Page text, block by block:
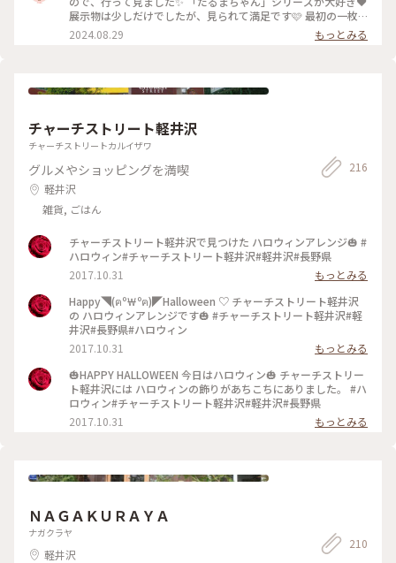
さま、しばらくお気を付けて、お過ごしくださいね♡ 私も今週
の森美術館 #かこさとし #だるまちゃんとてんぐちゃん #ちい
展示物は少しだけでしたが、見られて満足です🩷 最初の一枚
以外、撮影NGでした💦 チケットを買って館内に入ると、とて
も素敵なお庭と建物がありました🩷 建物の中に、世界の絵本
し #長野 #軽井沢 #ことりっぷ旅2024
2024.08.29 もっとみる
チャーチストリート軽井沢
チャーチストリートカルイザワ
グルメやショッピングを満喫
軽井沢
雑貨, ごはん
216
チャーチストリート軽井沢で見つけた ハロウィンアレンジ🎃 #
ハロウィン#チャーチストリート軽井沢#軽井沢#長野県
2017.10.31
もっとみる
Happy◥(ฅº￦ºฅ)◤Halloween ♡ チャーチストリート軽井沢
の ハロウィンアレンジです🎃 #チャーチストリート軽井沢#軽
井沢#長野県#ハロウィン
2017.10.31
もっとみる
🎃HAPPY HALLOWEEN 今日はハロウィン🎃 チャーチストリー
ト軽井沢には ハロウィンの飾りがあちこちにありました。 #ハ
ロウィン#チャーチストリート軽井沢#軽井沢#長野県
2017.10.31
もっとみる
ＮＡＧＡＫＵＲＡＹＡ
ナガクラヤ
軽井沢
210